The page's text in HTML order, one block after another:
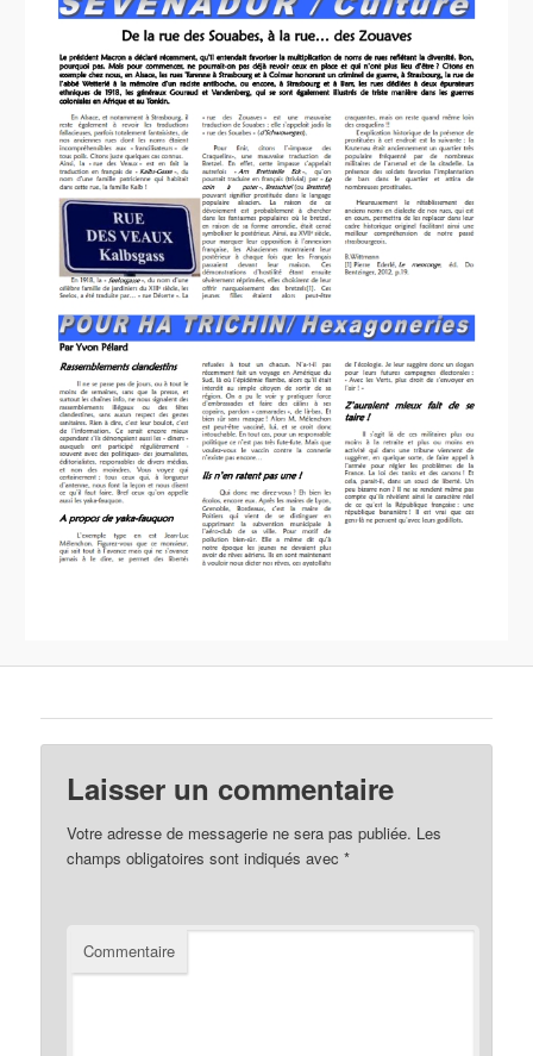
Laisser un commentaire
Votre adresse de messagerie ne sera pas publiée. Les
champs obligatoires sont indiqués avec*
Commentaire